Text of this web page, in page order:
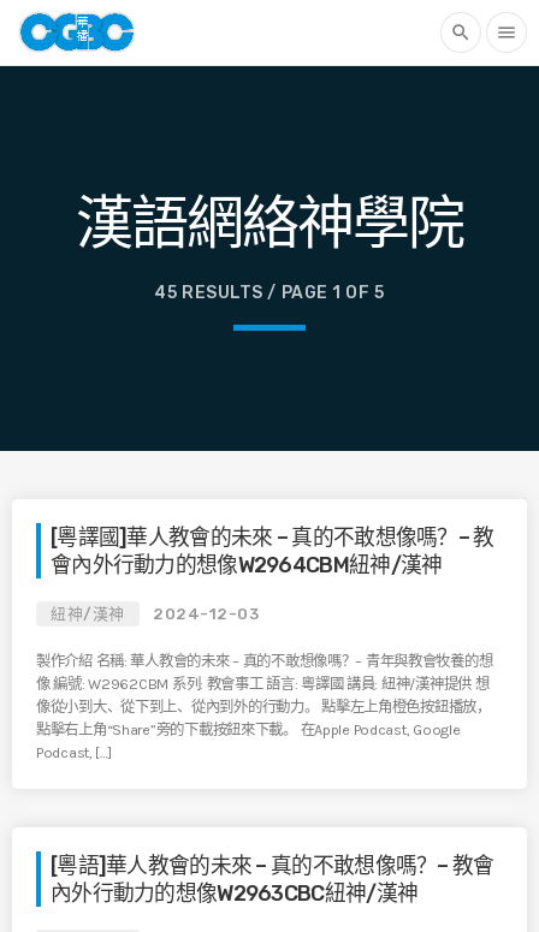
search menu
漢語網絡神學院
45 RESULTS / PAGE 1 OF 5
[粵譯國]華人教會的未來 – 真的不敢想像嗎？– 教
會內外行動力的想像W2964CBM紐神/漢神
紐神/漢神 2024-12-03
製作介紹 名稱: 華人教會的未來 – 真的不敢想像嗎？– 青年與教會牧養的想
像 編號: W2962CBM 系列: 教會事工 語言: 粵譯國 講員: 紐神/漢神提供 想
像從小到大、從下到上、從內到外的行動力。 點擊左上角橙色按鈕播放，
點擊右上角“Share”旁的下載按鈕來下載。 在Apple Podcast, Google
Podcast, […]
[粵語]華人教會的未來 – 真的不敢想像嗎？– 教會
內外行動力的想像W2963CBC紐神/漢神